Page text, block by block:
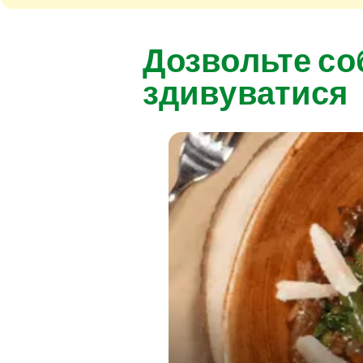
Дозвольте
здивуватися